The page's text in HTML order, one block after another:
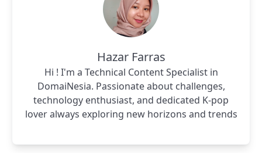
Hazar Farras
Hi ! I'm a Technical Content Specialist in
DomaiNesia. Passionate about challenges,
technology enthusiast, and dedicated K-pop
lover always exploring new horizons and trends